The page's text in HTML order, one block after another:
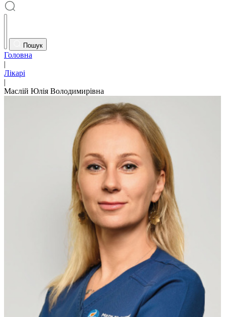
Пошук
Головна
|
Лікарі
|
Маслій Юлія Володимирівна